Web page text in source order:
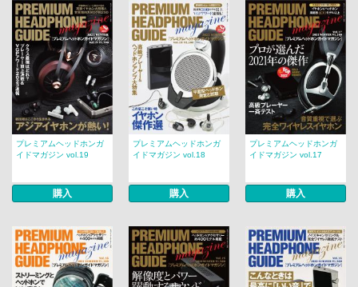
プレミアムヘッドホンガ
イドマガジン vol.19
購入
プレミアムヘッドホンガ
イドマガジン vol.18
購入
プレミアムヘッドホンガ
イドマガジン vol.17
購入